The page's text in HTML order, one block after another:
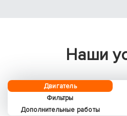
Наши
Двигатель
Фильтры
Дополнительные работы